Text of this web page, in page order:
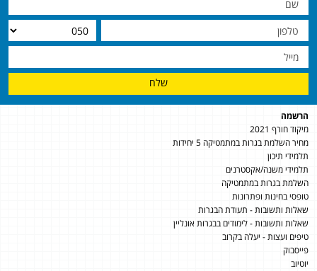
שלח
הרשמה
מיקוד חורף 2021
מחיר השלמת בגרות במתמטיקה 5 יחידות
תלמידי תיכון
תלמידי משנה/אקסטרנים
השלמת בגרות במתמטיקה
טופסי בחינות ופתרונות
שאלות ותשובות - תעודת הבגרות
שאלות ותשובות - לימודים בבגרות אונליין
טיפים ועצות - יעלה בקרוב
פייסבוק
יוטיוב